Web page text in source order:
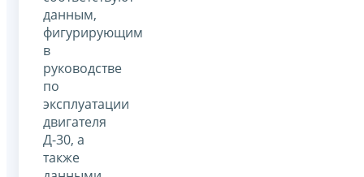
данным,
фигурирующим
в
руководстве
по
эксплуатации
двигателя
Д-30, а
также